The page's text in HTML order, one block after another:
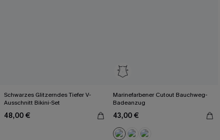
Schwarzes Glitzerndes Tiefer V-
Ausschnitt Bikini-Set
48,00 €
Marinefarbener Cutout Bauchweg-
Badeanzug
43,00 €